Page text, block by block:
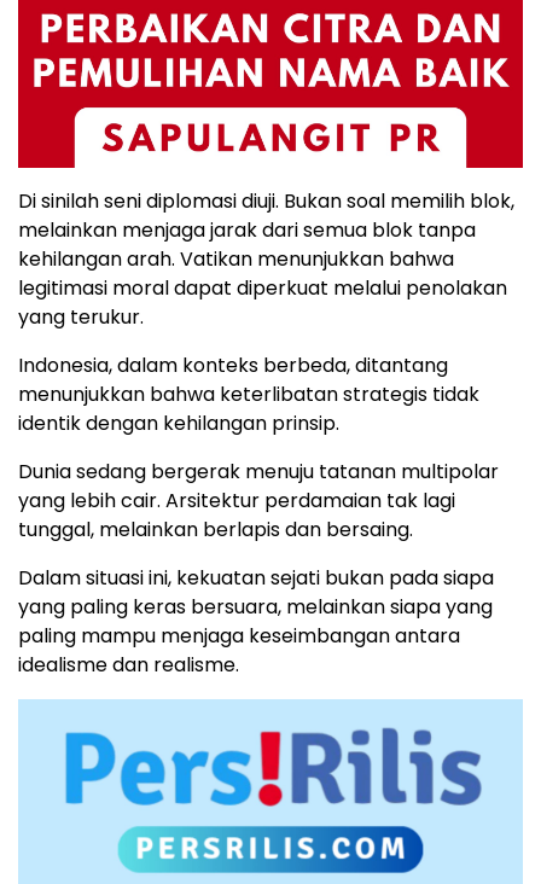
Di sinilah seni diplomasi diuji. Bukan soal memilih blok,
melainkan menjaga jarak dari semua blok tanpa
kehilangan arah. Vatikan menunjukkan bahwa
legitimasi moral dapat diperkuat melalui penolakan
yang terukur.
Indonesia, dalam konteks berbeda, ditantang
menunjukkan bahwa keterlibatan strategis tidak
identik dengan kehilangan prinsip.
Dunia sedang bergerak menuju tatanan multipolar
yang lebih cair. Arsitektur perdamaian tak lagi
tunggal, melainkan berlapis dan bersaing.
Dalam situasi ini, kekuatan sejati bukan pada siapa
yang paling keras bersuara, melainkan siapa yang
paling mampu menjaga keseimbangan antara
idealisme dan realisme.